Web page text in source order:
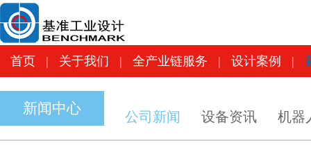
首页 关于我们
首页 | 关于我们 | 全产业链服务 | 设计案例 |
新闻中心
公司新闻 设备资讯 机器